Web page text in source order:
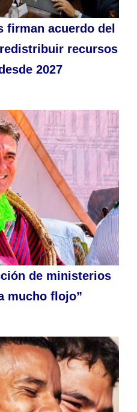
firman acuerdo del
recursos
2027
de ministerios
mucho flojo”